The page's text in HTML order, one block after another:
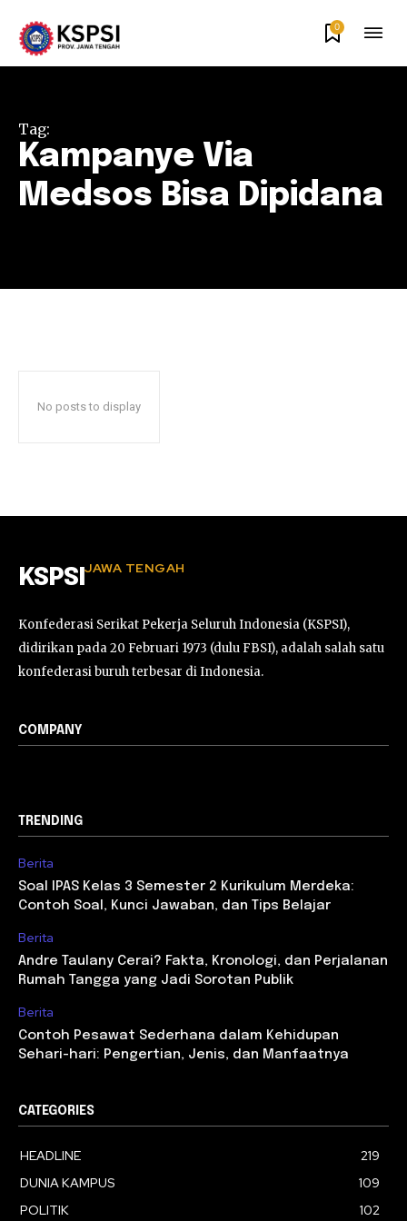
0
Tag:
Kampanye Via
Medsos Bisa Dipidana
No posts to display
KSPSI JAWA TENGAH
Konfederasi Serikat Pekerja Seluruh Indonesia (KSPSI),
didirikan pada 20 Februari 1973 (dulu FBSI), adalah salah satu
konfederasi buruh terbesar di Indonesia.
COMPANY
TRENDING
Berita
Soal IPAS Kelas 3 Semester 2 Kurikulum Merdeka:
Contoh Soal, Kunci Jawaban, dan Tips Belajar
Berita
Andre Taulany Cerai? Fakta, Kronologi, dan Perjalanan
Rumah Tangga yang Jadi Sorotan Publik
Berita
Contoh Pesawat Sederhana dalam Kehidupan
Sehari-hari: Pengertian, Jenis, dan Manfaatnya
CATEGORIES
HEADLINE
219
DUNIA KAMPUS
109
POLITIK
102